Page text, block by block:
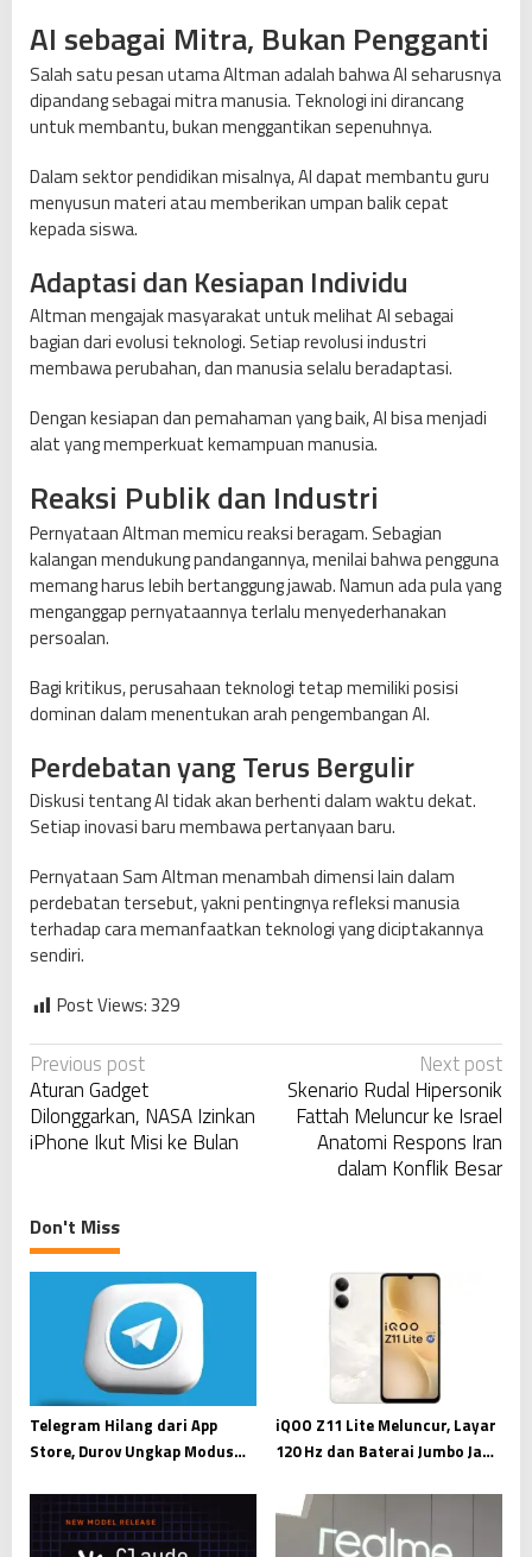
AI sebagai Mitra, Bukan Pengganti
Salah satu pesan utama Altman adalah bahwa AI seharusnya
dipandang sebagai mitra manusia. Teknologi ini dirancang
untuk membantu, bukan menggantikan sepenuhnya.
Dalam sektor pendidikan misalnya, AI dapat membantu guru
menyusun materi atau memberikan umpan balik cepat
kepada siswa.
Adaptasi dan Kesiapan Individu
Altman mengajak masyarakat untuk melihat AI sebagai
bagian dari evolusi teknologi. Setiap revolusi industri
membawa perubahan, dan manusia selalu beradaptasi.
Dengan kesiapan dan pemahaman yang baik, AI bisa menjadi
alat yang memperkuat kemampuan manusia.
Reaksi Publik dan Industri
Pernyataan Altman memicu reaksi beragam. Sebagian
kalangan mendukung pandangannya, menilai bahwa pengguna
memang harus lebih bertanggung jawab. Namun ada pula yang
menganggap pernyataannya terlalu menyederhanakan
persoalan.
Bagi kritikus, perusahaan teknologi tetap memiliki posisi
dominan dalam menentukan arah pengembangan AI.
Perdebatan yang Terus Bergulir
Diskusi tentang AI tidak akan berhenti dalam waktu dekat.
Setiap inovasi baru membawa pertanyaan baru.
Pernyataan Sam Altman menambah dimensi lain dalam
perdebatan tersebut, yakni pentingnya refleksi manusia
terhadap cara memanfaatkan teknologi yang diciptakannya
sendiri.
Post Views:329
P
o
s
t
a
v
t
i
o
n
Previous post
Aturan Gadget
Dilonggarkan, NASA Izinkan
iPhone Ikut Misi ke Bulan
Next post
Skenario Rudal Hipersonik
Fattah Meluncur ke Israel
Anatomi Respons Iran
dalam Konflik Besar
Don't Miss
Telegram Hilang dari App
Store, Durov Ungkap Modus
iQOO Z11 Lite Meluncur, Layar
120 Hz dan Baterai Jumbo Jadi